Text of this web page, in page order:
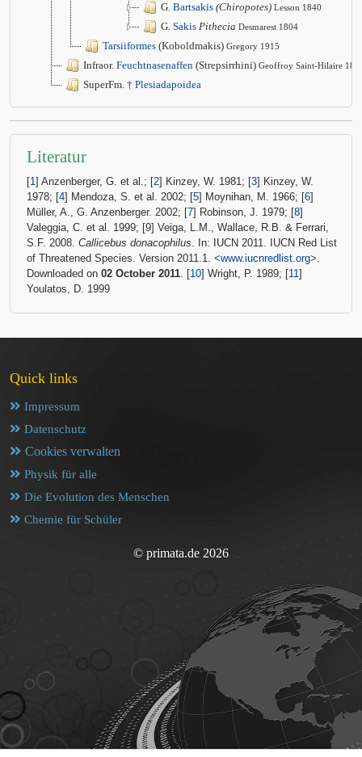
G. Bartsakis (Chiropotes) Lesson 1840
G. Sakis Pithecia Desmarest 1804
Tarsiiformes (Koboldmakis) Gregory 1915
Infraor. Feuchtnasenaffen (Strepsirrhini) Geoffroy Saint-Hilaire
SuperFm. † Plesiadapoidea
Literatur
[1] Anzenberger, G. et al.; [2] Kinzey, W. 1981; [3] Kinzey, W.
1978; [4] Mendoza, S. et al. 2002; [5] Moynihan, M. 1966; [6]
Müller, A., G. Anzenberger. 2002; [7] Robinson, J. 1979; [8]
Valeggia, C. et al. 1999; [9] Veiga, L.M., Wallace, R.B. & Ferrari,
S.F. 2008. Callicebus donacophilus. In: IUCN 2011. IUCN Red List
of Threatened Species. Version 2011.1. <www.iucnredlist.org>.
Downloaded on 02 October 2011. [10] Wright, P. 1989; [11]
Youlatos, D. 1999
Quick links
Impressum
Datenschutz
Cookies verwalten
Physik für alle
Die Evolution des Menschen
Chemie für Schüler
© primata.de 2026